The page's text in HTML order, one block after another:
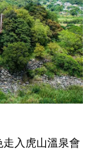
入虎山溫泉會